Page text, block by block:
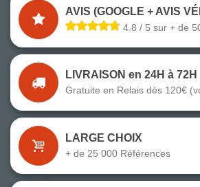
AVIS (GOOGLE + AVIS
4.8 / 5 sur + de
LIVRAISON en 24H à 72H
Gratuite en Relais dès 120€
LARGE CHOIX
+ de 25 000 Références